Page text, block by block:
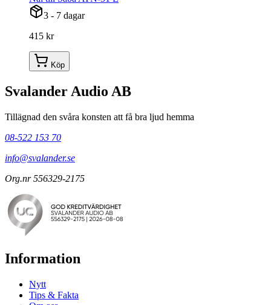
3 - 7 dagar
415 kr
Köp
Svalander Audio AB
Tillägnad den svåra konsten att få bra ljud hemma
08-522 153 70
info@svalander.se
Org.nr 556329-2175
Information
Nytt
Tips & Fakta